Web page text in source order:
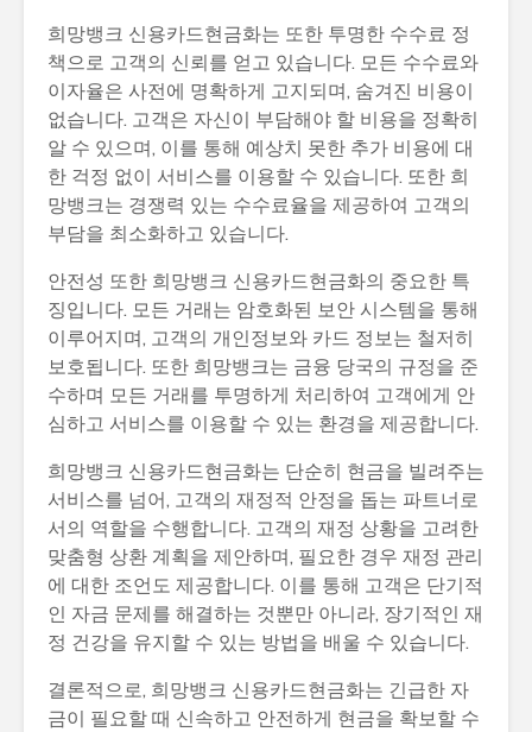
희망뱅크 신용카드현금화는 또한 투명한 수수료 정
책으로 고객의 신뢰를 얻고 있습니다. 모든 수수료와
이자율은 사전에 명확하게 고지되며, 숨겨진 비용이
없습니다. 고객은 자신이 부담해야 할 비용을 정확히
알 수 있으며, 이를 통해 예상치 못한 추가 비용에 대
한 걱정 없이 서비스를 이용할 수 있습니다. 또한 희
망뱅크는 경쟁력 있는 수수료율을 제공하여 고객의
부담을 최소화하고 있습니다.
안전성 또한 희망뱅크 신용카드현금화의 중요한 특
징입니다. 모든 거래는 암호화된 보안 시스템을 통해
이루어지며, 고객의 개인정보와 카드 정보는 철저히
보호됩니다. 또한 희망뱅크는 금융 당국의 규정을 준
수하며 모든 거래를 투명하게 처리하여 고객에게 안
심하고 서비스를 이용할 수 있는 환경을 제공합니다.
희망뱅크 신용카드현금화는 단순히 현금을 빌려주는
서비스를 넘어, 고객의 재정적 안정을 돕는 파트너로
서의 역할을 수행합니다. 고객의 재정 상황을 고려한
맞춤형 상환 계획을 제안하며, 필요한 경우 재정 관리
에 대한 조언도 제공합니다. 이를 통해 고객은 단기적
인 자금 문제를 해결하는 것뿐만 아니라, 장기적인 재
정 건강을 유지할 수 있는 방법을 배울 수 있습니다.
결론적으로, 희망뱅크 신용카드현금화는 긴급한 자
금이 필요할 때 신속하고 안전하게 현금을 확보할 수